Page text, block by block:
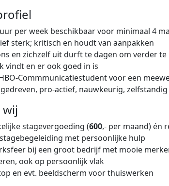
per week beschikbaar voor minimaal 4
sterk; kritisch en houdt van aanpakken
en zichzelf uit durft te dagen om verder te
vindt en er ook goed in is
Commmunicatiestudent voor een
pro-actief, nauwkeurig,
wij
stagevergoeding (600,- per maand) én
met persoonlijke hulp
bij een groot bedrijf met mooie
ook op persoonlijk vlak
en evt. beeldscherm voor thuiswerken